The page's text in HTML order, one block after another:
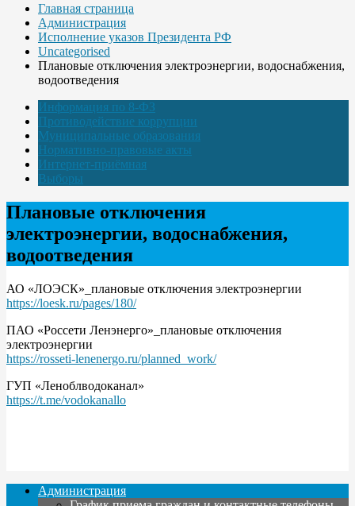
Главная страница
Администрация
Исполнение указов Президента РФ
Uncategorised
Плановые отключения электроэнергии, водоснабжения,
водоотведения
Информация по 8-ФЗ
Противодействие коррупции
Муниципальные образования
Нормативно-правовые акты
Интернет-приёмная
Выборы
Плановые отключения
электроэнергии, водоснабжения,
водоотведения
АО «ЛОЭСК»_плановые отключения электроэнергии
https://loesk.ru/pages/180/
ПАО «Россети Ленэнерго»_плановые отключения
электроэнергии
https://rosseti-lenenergo.ru/planned_work/
ГУП «Леноблводоканал»
https://t.me/vodokanallo
Администрация